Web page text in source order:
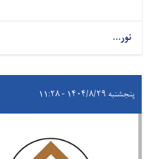
نور...
پنجشنبه ۱۴۰۴/۸/۲۹ - ۱۱:۲۸